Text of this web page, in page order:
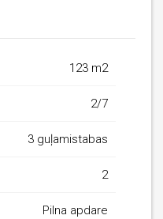
123 m2
2/7
3 guļamistabas
2
Pilna apdare